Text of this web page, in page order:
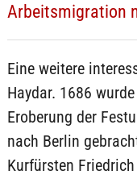
Arbeitsmigration
Eine weitere
Haydar. 1686
Eroberung der
nach Berlin
Kurfürsten